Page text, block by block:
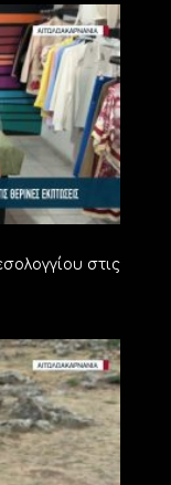
στις